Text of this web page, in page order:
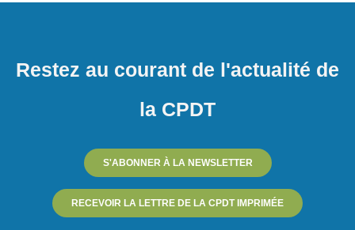
Restez au courant de l'actualité de
la CPDT
S'ABONNER À LA NEWSLETTER
RECEVOIR LA LETTRE DE LA CPDT IMPRIMÉE